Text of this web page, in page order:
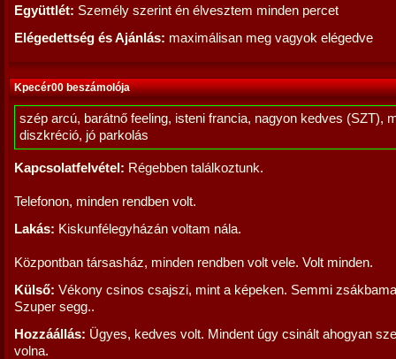
Együttlét: Személy szerint én élvesztem minden percet
Elégedettség és Ajánlás: maximálisan meg vagyok elégedve
Kpecér00 beszámolója
szép arcú, barátnő feeling, isteni francia, nagyon kedves (SZT),
diszkréció, jó parkolás
Kapcsolatfelvétel: Régebben találkoztunk.
Telefonon, minden rendben volt.
Lakás: Kiskunfélegyházán voltam nála.
Központban társasház, minden rendben volt vele. Volt minden.
Külső: Vékony csinos csajszi, mint a képeken. Semmi
Szuper segg..
Hozzáállás: Ügyes, kedves volt. Mindent úgy csinált ahogyan
volna.